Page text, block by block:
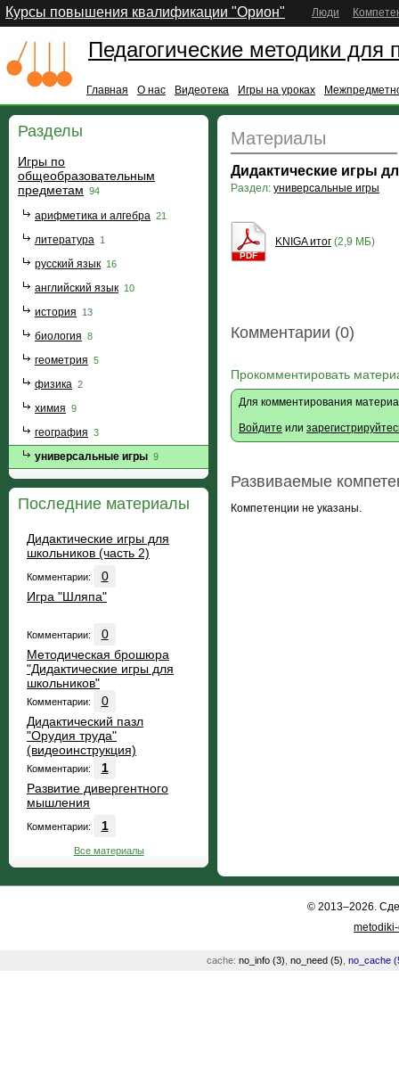
Курсы повышения квалификации "Орион" Люди
Педагогические методики для
Главная О нас Видеотека Игры на уроках
Разделы
Игры по
общеобразовательным
предметам 94
арифметика и алгебра 21
литература 1
русский язык 16
английский язык 10
история 13
биология 8
геометрия 5
физика 2
химия 9
география 3
универсальные игры 9
Последние материалы
Дидактические игры для
школьников (часть 2)
Комментарии:
0
Игра "Шляпа"
Комментарии:
0
Методическая брошюра
"Дидактические игры для
школьников"
Комментарии:
0
Дидактический пазл
"Орудия труда"
(видеоинструкция)
Комментарии:
1
Развитие дивергентного
мышления
Комментарии: 1
Все материалы
Материалы
Дидактические игры
Раздел: универсальные игры
PDF
KNIGA итог (2,9 МБ)
Комментарии (0)
Прокомментировать
Для комментирования
Войдите или
Развиваемые
Компетенции не указаны.
© 2013–2026.
cache: no_info (3) no_need (5) no_cache